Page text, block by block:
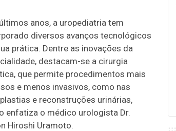
anos, a uropediatria tem
diversos avanços tecnológicos
prática. Dentre as inovações da
destacam-se a cirurgia
que permite procedimentos mais
e menos invasivos, como nas
e reconstruções urinárias,
enfatiza o médico urologista Dr.
Hiroshi Uramoto.